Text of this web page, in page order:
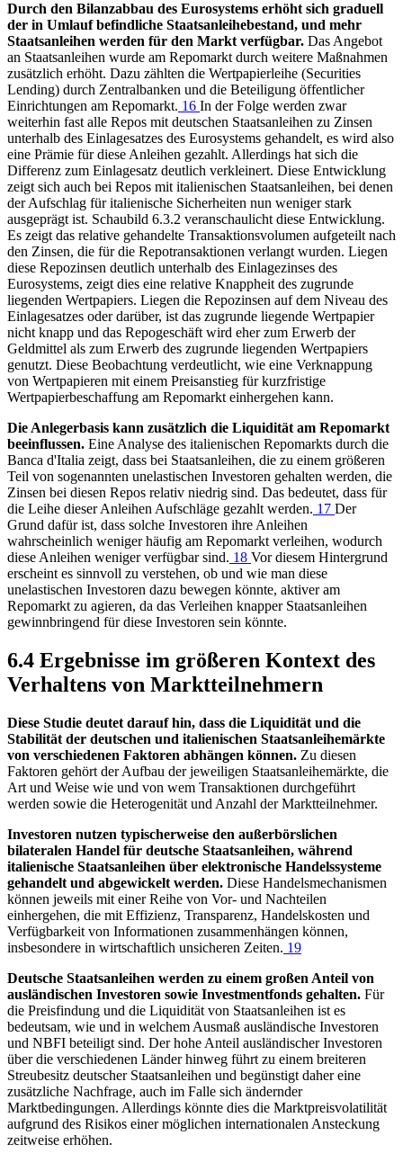
Durch den Bilanzabbau des Eurosystems erhöht sich graduell
der in Umlauf befindliche Staatsanleihebestand, und mehr
Staatsanleihen werden für den Markt verfügbar. Das Angebot
an Staatsanleihen wurde am Repomarkt durch weitere Maßnahmen
zusätzlich erhöht. Dazu zählten die Wertpapierleihe (Securities
Lending) durch Zentralbanken und die Beteiligung öffentlicher
Einrichtungen am Repomarkt. 16 In der Folge werden zwar
weiterhin fast alle Repos mit deutschen Staatsanleihen zu Zinsen
unterhalb des Einlagesatzes des Eurosystems gehandelt, es wird also
eine Prämie für diese Anleihen gezahlt. Allerdings hat sich die
Differenz zum Einlagesatz deutlich verkleinert. Diese Entwicklung
zeigt sich auch bei Repos mit italienischen Staatsanleihen, bei denen
der Aufschlag für italienische Sicherheiten nun weniger stark
ausgeprägt ist. Schaubild 6.3.2 veranschaulicht diese Entwicklung.
Es zeigt das relative gehandelte Transaktionsvolumen aufgeteilt nach
den Zinsen, die für die Repotransaktionen verlangt wurden. Liegen
diese Repozinsen deutlich unterhalb des Einlagezinses des
Eurosystems, zeigt dies eine relative Knappheit des zugrunde
liegenden Wertpapiers. Liegen die Repozinsen auf dem Niveau des
Einlagesatzes oder darüber, ist das zugrunde liegende Wertpapier
nicht knapp und das Repogeschäft wird eher zum Erwerb der
Geldmittel als zum Erwerb des zugrunde liegenden Wertpapiers
genutzt. Diese Beobachtung verdeutlicht, wie eine Verknappung
von Wertpapieren mit einem Preisanstieg für kurzfristige
Wertpapierbeschaffung am Repomarkt einhergehen kann.
Die Anlegerbasis kann zusätzlich die Liquidität am Repomarkt
beeinflussen. Eine Analyse des italienischen Repomarkts durch die
Banca d'Italia zeigt, dass bei Staatsanleihen, die zu einem größeren
Teil von sogenannten unelastischen Investoren gehalten werden, die
Zinsen bei diesen Repos relativ niedrig sind. Das bedeutet, dass für
die Leihe dieser Anleihen Aufschläge gezahlt werden. 17 Der
Grund dafür ist, dass solche Investoren ihre Anleihen
wahrscheinlich weniger häufig am Repomarkt verleihen, wodurch
diese Anleihen weniger verfügbar sind. 18 Vor diesem Hintergrund
erscheint es sinnvoll zu verstehen, ob und wie man diese
unelastischen Investoren dazu bewegen könnte, aktiver am
Repomarkt zu agieren, da das Verleihen knapper Staatsanleihen
gewinnbringend für diese Investoren sein könnte.
6.4 Ergebnisse im größeren Kontext des
Verhaltens von Marktteilnehmern
Diese Studie deutet darauf hin, dass die Liquidität und die
Stabilität der deutschen und italienischen Staatsanleihemärkte
von verschiedenen Faktoren abhängen können. Zu diesen
Faktoren gehört der Aufbau der jeweiligen Staatsanleihemärkte, die
Art und Weise wie und von wem Transaktionen durchgeführt
werden sowie die Heterogenität und Anzahl der Marktteilnehmer.
Investoren nutzen typischerweise den außerbörslichen
bilateralen Handel für deutsche Staatsanleihen, während
italienische Staatsanleihen über elektronische Handelssysteme
gehandelt und abgewickelt werden. Diese Handelsmechanismen
können jeweils mit einer Reihe von Vor- und Nachteilen
einhergehen, die mit Effizienz, Transparenz, Handelskosten und
Verfügbarkeit von Informationen zusammenhängen können,
insbesondere in wirtschaftlich unsicheren Zeiten. 19
Deutsche Staatsanleihen werden zu einem großen Anteil von
ausländischen Investoren sowie Investmentfonds gehalten. Für
die Preisfindung und die Liquidität von Staatsanleihen ist es
bedeutsam, wie und in welchem Ausmaß ausländische Investoren
und NBFI beteiligt sind. Der hohe Anteil ausländischer Investoren
über die verschiedenen Länder hinweg führt zu einem breiteren
Streubesitz deutscher Staatsanleihen und begünstigt daher eine
zusätzliche Nachfrage, auch im Falle sich ändernder
Marktbedingungen. Allerdings könnte dies die Marktpreisvolatilität
aufgrund des Risikos einer möglichen internationalen Ansteckung
zeitweise erhöhen.